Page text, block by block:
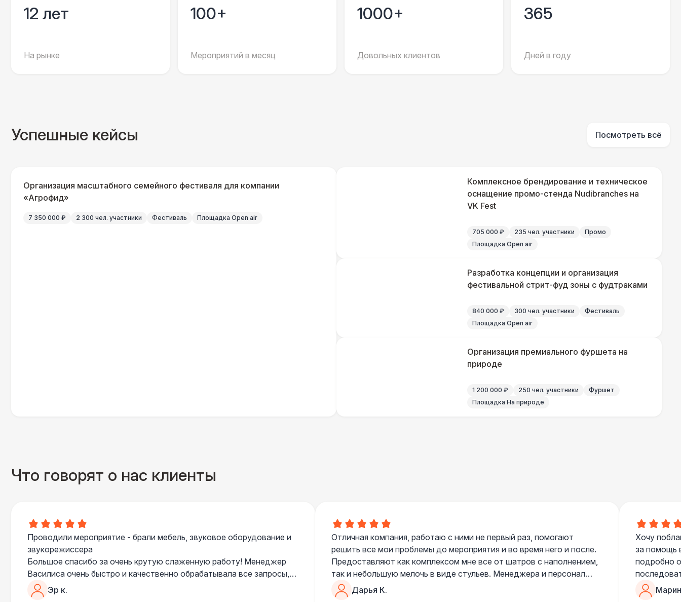
27 000 Р В корзину
12 лет
На рынке
100+
Мероприятий в месяц
1000+
Довольных клиентов
365
Дней в году
Успешные кейсы Посмотреть всё
Организация масштабного семейного фестиваля для компании
«Агрофид»
7 350 000 ₽ 2 300 чел. участники Фестиваль Площадка Open air
Комплексное брендирование и техническое
оснащение промо-стенда Nudibranches на
VK Fest
705 000 ₽ 235 чел. участники
Промо
Площадка Open air
Разработка концепции и организация
фестивальной стрит-фуд зоны с фудтраками
840 000 ₽ 300 чел. участники
Фестиваль
Площадка Open air
Организация премиального фуршета на
природе
1 200 000 ₽ 250 чел. участники
Фуршет
Площадка На природе
Что говорят о нас клиенты
Проводили мероприятие - брали мебель, звуковое оборудование и
звукорежиссера
Большое спасибо за очень крутую слаженную работу! Менеджер
Василиса очень быстро и качественно обрабатывала все запросы,
пошла навстречу во многих моментах
Отдельное спасибо звукорежиссеру Александру, все тревоги
Эр к.
Отличная компания, работаю с ними не первый раз, помогают
решить все мои проблемы до мероприятия и во время него и после.
Предоставляют как комплексом мне все от шатров с наполнением,
так и небольшую мелочь в виде стульев. Менеджера и персонал
очень понимающий, честный всегда подскажут что лучше взять и
чем дополнить праздник. Очень люблю работать именно с ними,
Дарья К.
Хочу
за помощь
подробно
Романом,
«Рука с